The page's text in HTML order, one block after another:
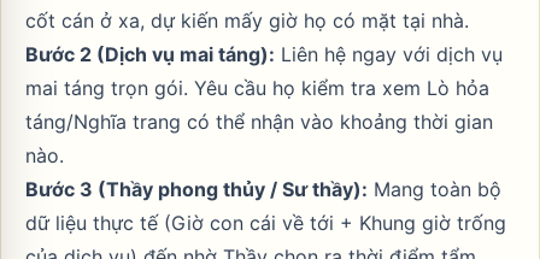
cốt cán ở xa, dự kiến mấy giờ họ có mặt tại nhà.
Bước 2 (Dịch vụ mai táng): Liên hệ ngay với dịch vụ
mai táng trọn gói. Yêu cầu họ kiểm tra xem Lò hỏa
táng/Nghĩa trang có thể nhận vào khoảng thời gian
nào.
Bước 3 (Thầy phong thủy / Sư thầy): Mang toàn bộ
dữ liệu thực tế (Giờ con cái về tới + Khung giờ trống